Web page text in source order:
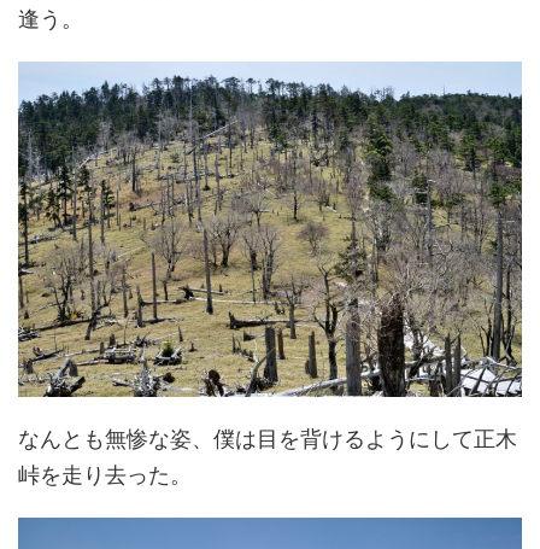
逢う。
なんとも無惨な姿、僕は目を背けるようにして正木
峠を走り去った。